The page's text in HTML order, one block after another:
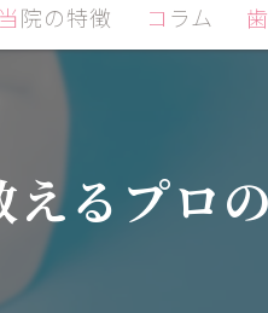
歯周病治療
当院の特徴
歯周病
予防歯科
コラム
るプロ